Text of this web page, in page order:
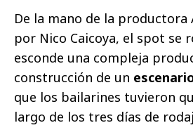
De la mano de la
por Nico Caicoya, el spot se
esconde una compleja
construcción de un
que los bailarines tuvieron
largo de los tres días de